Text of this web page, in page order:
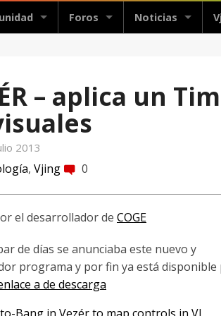
Foros Noticias
– aplica un
2013
, Vjing comment 0
el desarrollador de COGE
de días se anunciaba este nuevo y
programa y por fin ya está disponible
a de descarga